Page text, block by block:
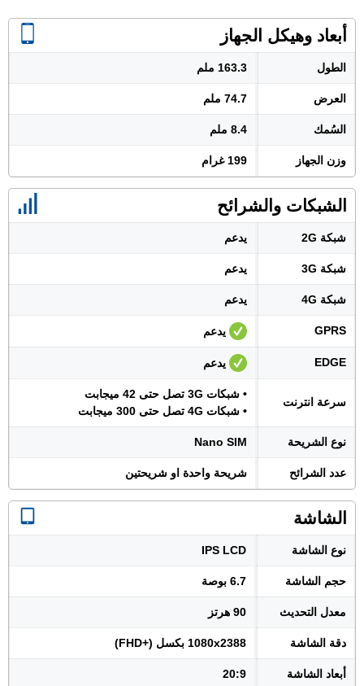
أبعاد وهيكل الجهاز
الطول 163.3 ملم
العرض 74.7 ملم
السُمك 8.4 ملم
وزن الجهاز 199 غرام
الشبكات والشرائح
شبكة 2G يدعم
شبكة 3G يدعم
شبكة 4G يدعم
GPRS يدعم
EDGE يدعم
سرعة انترنت
• شبكات 3G تصل حتى 42 ميجابت
• شبكات 4G تصل حتى 300 ميجابت
نوع الشريحة Nano SIM
عدد الشرائح شريحة واحدة او شريحتين
الشاشة
نوع الشاشة IPS LCD
حجم الشاشة 6.7 بوصة
معدل التحديث 90 هرتز
دقة الشاشة 1080x2388 بكسل (+FHD)
أبعاد الشاشة 20:9